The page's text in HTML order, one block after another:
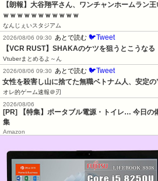
【朗報】大谷翔平さん、ワンチャンホームラン
ｗｗｗｗｗｗｗｗｗｗｗ
なんじぇいスタジアム
2026/08/06 09:30 あとで読む 🐦Tweet
【VCR RUST】SHAKAのケツを狙うとこうなる
Vtuberまとめるよ～ん
2026/08/06 09:30 あとで読む 🐦Tweet
女性を殺害し山に捨てた無職ベトナム人、安定
オレ的ゲーム速報＠刃
2026/08/06
[PR] 【特集】ポータブル電源・トイレ… 今日の
集
Amazon